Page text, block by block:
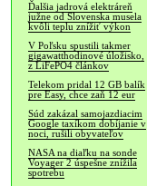
Ďalšia jadrová elektráreň
južne od Slovenska musela
kvôli teplu znížiť výkon
V Poľsku spustili takmer
gigawatthodinové úložisko,
z LiFePO4 článkov
Telekom pridal 12 GB balík
pre Easy, chce zaň 12 eur
Súd zakázal samojazdiacim
Google taxíkom dobíjanie v
noci, rušili obyvateľov
NASA na diaľku na sonde
Voyager 2 úspešne znížila
spotrebu